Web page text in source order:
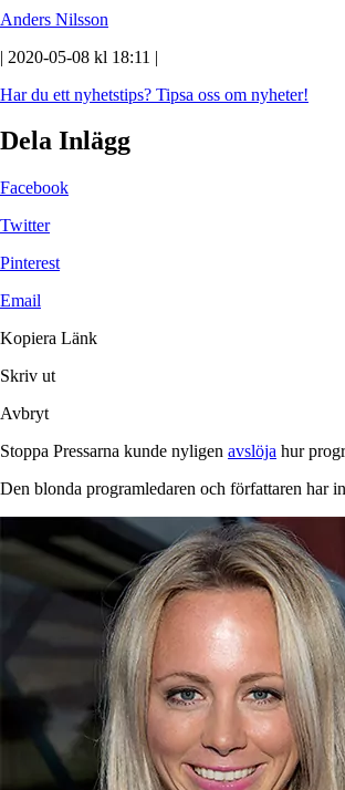
Anders Nilsson
| 2020-05-08 kl 18:11 |
Har du ett nyhetstips? Tipsa oss om nyheter!
Dela Inlägg
Facebook
Twitter
Pinterest
Email
Kopiera Länk
Skriv ut
Avbryt
Stoppa Pressarna kunde nyligen avslöja hur
Den blonda programledaren och författaren har